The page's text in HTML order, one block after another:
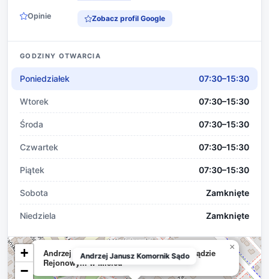
Opinie Zobacz profil Google
GODZINY OTWARCIA
Poniedziałek 07:30–15:30
Wtorek 07:30–15:30
Środa 07:30–15:30
Czwartek 07:30–15:30
Piątek 07:30–15:30
Sobota Zamknięte
Niedziela Zamknięte
Andrzej Janusz Komornik Sądowy przy Sądzie
Rejonowym w Mielcu
×
+
−
Andrzej Janusz Komornik Sądo